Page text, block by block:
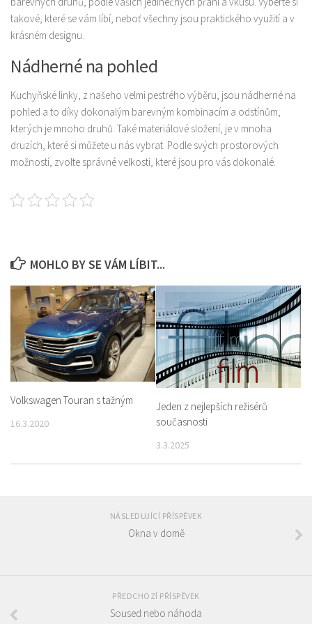
Produkty
takové, které se vám líbí, neboť všechny jsou praktického využití a v
krásném designu.
Nádherné na pohled
Kuchyňské linky, z našeho velmi pestrého výběru, jsou nádherné na
pohled a to díky dokonalým barevným kombinacím a odstínům,
kterých je mnoho druhů. Také materiálové složení, je v mnoha
druzích, které si můžete u nás vybrat. Podle svých prostorových
možností, zvolte správné velkosti, které jsou pro vás dokonalé.
MOHLO BY SE VÁM LÍBIT...
Volkswagen Touran s tažným
16.3.2020
Jeden z nejlepších režisérů
současnosti
3.3.2025
NÁSLEDUJÍCÍ PŘÍSPĚVEK
Okna v domě
PŘEDCHOZÍ PŘÍSPĚVEK
Soused nebo náhoda